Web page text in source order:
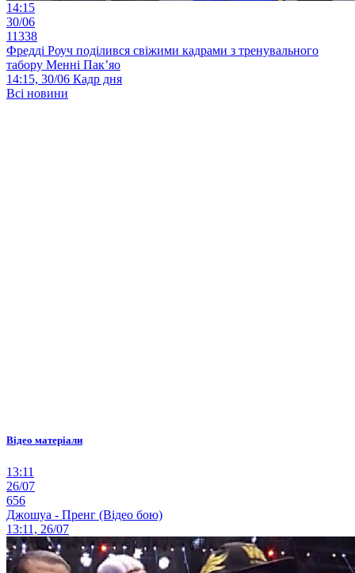
14:15
30/06
11338
Фредді Роуч поділився свіжими кадрами з тренувального
табору Менні Пак’яо
14:15, 30/06 Кадр дня
Всі новини
Відео матеріали
13:11
26/07
656
Джошуа - Пренг (Відео бою)
13:11, 26/07